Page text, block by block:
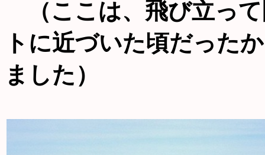
（ここは、飛び立っ
トに近づいた頃だった
ました）